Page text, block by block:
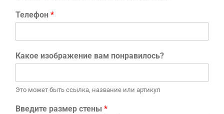
Телефон *
Какое изображение вам понравилось?
Это может быть ссылка, название или артикул
Введите размер стены *